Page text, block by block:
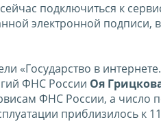
подключиться к
электронной
«Государство в
ФНС России Оя
ФНС России, а число
приблизилось к